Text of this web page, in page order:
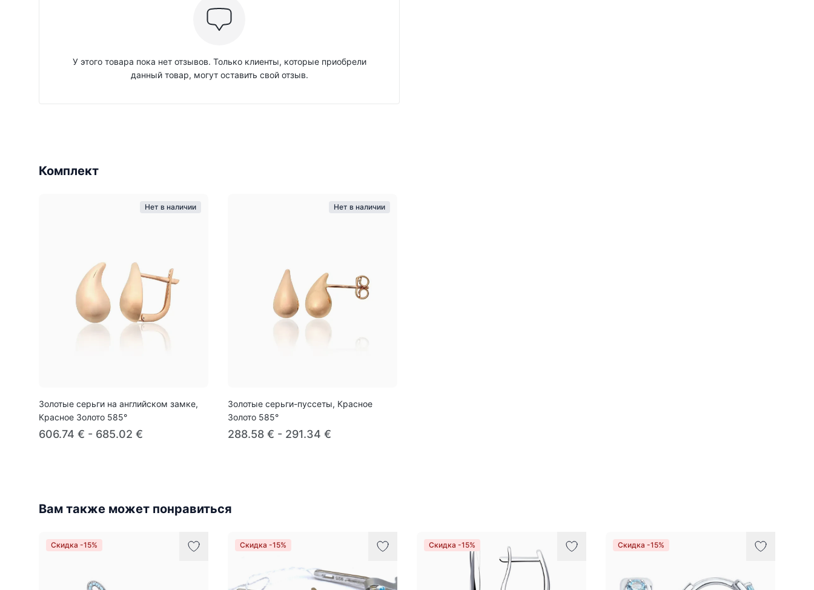
У этого товара пока нет отзывов. Только клиенты, которые приобрели
данный товар, могут оставить свой отзыв.
Комплект
Нет в наличии
Золотые серьги на английском замке,
Красное Золото 585°
606.74 € - 685.02 €
Нет в наличии
Золотые серьги-пуссеты, Красное
Золото 585°
288.58 € - 291.34 €
Вам также может понравиться
Скидка -15% Скидка -15% Скидка -15% Скидка -15%